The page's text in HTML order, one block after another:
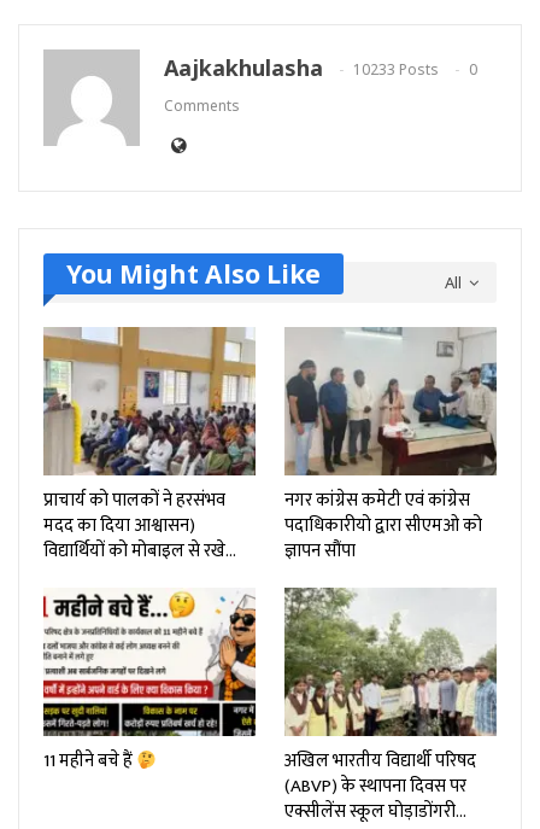
Aajkakhulasha 10233 Posts
0
Comments
All
You Might Also Like
प्राचार्य को पालकों ने हरसंभव
मदद का दिया आश्वासन)
विद्यार्थियों को मोबाइल से रखे…
नगर कांग्रेस कमेटी एवं कांग्रेस
पदाधिकारीयो द्वारा सीएमओ को
ज्ञापन सौंपा
11 महीने बचे हैं
अखिल भारतीय विद्यार्थी परिषद
(ABVP) के स्थापना दिवस पर
एक्सीलेंस स्कूल घोड़ाडोंगरी…